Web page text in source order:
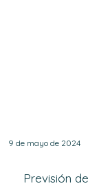
9 de mayo de 2024
Previsión